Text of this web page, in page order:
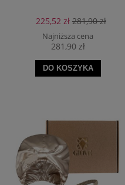
225,52 zł 281,90 zł
Najniższa cena
281,90 zł
DO KOSZYKA